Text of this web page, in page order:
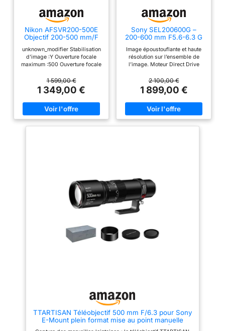
Nikon AFSVR200-500E
Objectif 200-500 mm/F
Téléobjectif FX
unknown_modifier Stabilisation
d'image :Y Ouverture focale
maximum :500 Ouverture focale
d'images
1 599,00 €
1 349,00 €
Sony SEL200600G –
200-600 mm F5.6-6.3 G
format et APS-C (grande
portée, monture E, idéal
pour le sport et la faune,
A7, ZV-E10, A6400,
A6700)
Image époustouflante et haute
résolution sur l’ensemble de
l’image. Moteur Direct Drive
rapide, précise et silencieuse.
Zoom interne précis et fiable.
Premier super téléobjectif de
600mm en monture E extensible
à 1200mm via téléconvertisseur
compatible avec les séries A9,
A7, A6500, A6400 et A5100
2 100,00 €
1 899,00 €
TTARTISAN Téléobjectif 500 mm F/6.3 pour Sony
E-Mount plein format mise au point manuelle
Prime Super téléobjectif (monture E)